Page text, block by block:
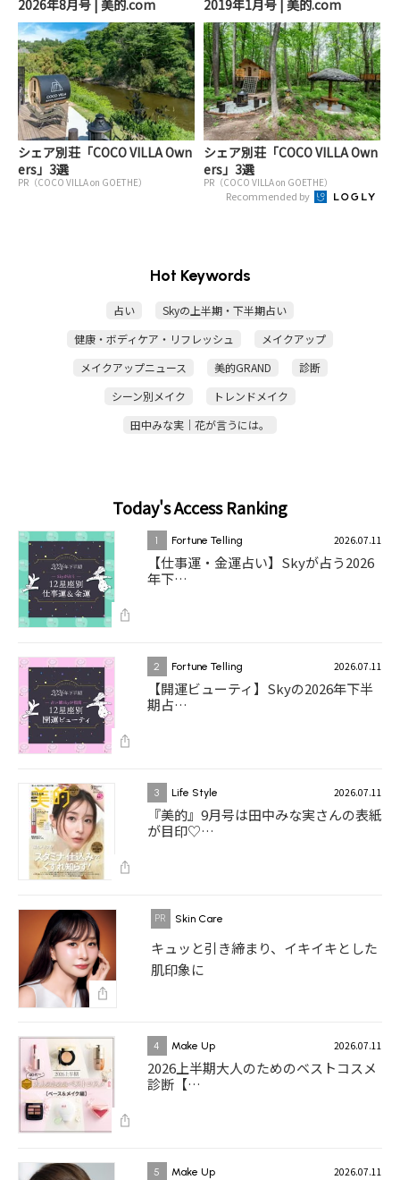
2026年8月号 | 美的.com 2019年1月号 | 美的.com
シェア別荘「COCO VILLA Own
ers」3選
PR（COCO VILLA on GOETHE）
シェア別荘「COCO VILLA Own
ers」3選
PR（COCO VILLA on GOETHE）
Recommended by
Hot Keywords
占い
Skyの上半期・下半期占い
健康・ボディケア・リフレッシュ
メイクアップ
メイクアップニュース
美的GRAND
診断
シーン別メイク
トレンドメイク
田中みな実｜花が言うには。
Today's Access Ranking
1 Fortune Telling 2026.07.11
【仕事運・金運占い】Skyが占う2026
年下…
2 Fortune Telling 2026.07.11
【開運ビューティ】Skyの2026年下半
期占…
3 Life Style 2026.07.11
『美的』9月号は田中みな実さんの表紙
が目印♡…
Skin Care
キュッと引き締まり、イキイキとした
肌印象に
4 Make Up 2026.07.11
2026上半期大人のためのベストコスメ
診断【…
5 Make Up 2026.07.11